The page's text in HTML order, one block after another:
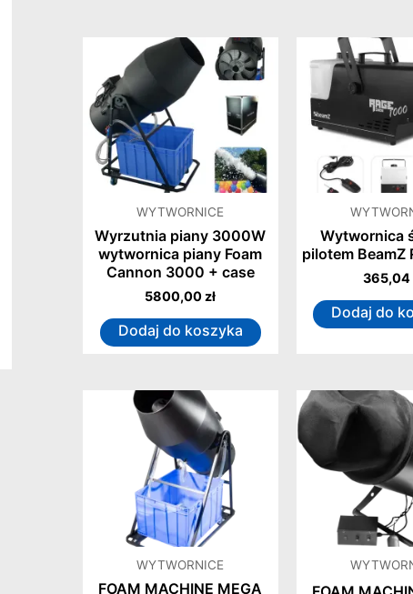
WYTWORNICE
Wyrzutnia piany 3000W
wytwornica piany Foam
Cannon 3000 + case
5800,00 zł
Dodaj do koszyka
Wytwornica
pilotem BeamZ
365,04
Dodaj do
WYTWORNICE
FOAM MACHINE MEGA